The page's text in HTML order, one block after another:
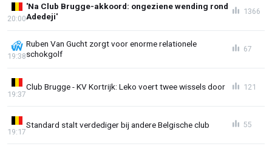
'Na Club Brugge-akkoord: ongeziene wending rond
Adedeji'
20:00
1366
Ruben Van Gucht zorgt voor enorme relationele
schokgolf
19:38
67
Club Brugge - KV Kortrijk: Leko voert twee wissels door
19:37
121
Standard stalt verdediger bij andere Belgische club
19:17
55